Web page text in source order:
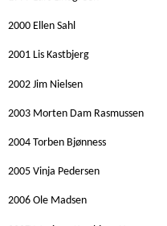
2000 Ellen Sahl
2001 Lis Kastbjerg
2002 Jim Nielsen
2003 Morten Dam Rasmussen
2004 Torben Bjønness
2005 Vinja Pedersen
2006 Ole Madsen